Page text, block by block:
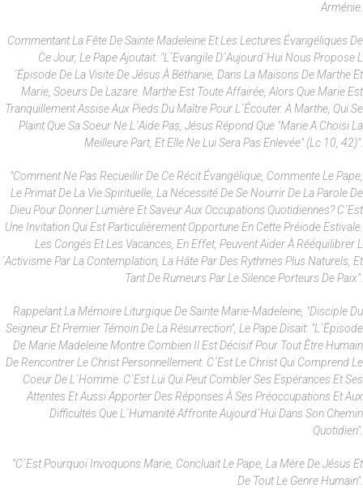
Arménie.
Commentant La Fête De Sainte Madeleine Et Les Lectures Évangéliques De
Ce Jour, Le Pape Ajoutait: "L´Evangile D´aujourd´hui Nous Propose L
´épisode De La Visite De Jésus À Béthanie, Dans La Maisons De Marthe Et
Marie, Soeurs De Lazare. Marthe Est Toute Affairée, Alors Que Marie Est
Tranquillement Assise Aux Pieds Du Maître Pour L´écouter. A Marthe, Qui Se
Plaint Que Sa Soeur Ne L´aide Pas, Jésus Répond Que "Marie A Choisi La
Meilleure Part, Et Elle Ne Lui Sera Pas Enlevée" (Lc 10, 42)".
"Comment Ne Pas Recueillir De Ce Récit Évangélique, Commente Le Pape,
Le Primat De La Vie Spirituelle, La Nécessité De Se Nourrir De La Parole De
Dieu Pour Donner Lumière Et Saveur Aux Occupations Quotidiennes? C´est
Une Invitation Qui Est Particulièrement Opportune En Cette Préiode Estivale.
Les Congés Et Les Vacances, En Effet, Peuvent Aider À Rééquilibrer L
´activisme Par La Contemplation, La Hâte Par Des Rythmes Plus Naturels, Et
Tant De Rumeurs Par Le Silence Porteurs De Paix".
Rappelant La Mémoire Liturgique De Sainte Marie-Madeleine, "disciple Du
Seigneur Et Premier Témoin De La Résurrection", Le Pape Disait: "L´épisode
De Marie Madeleine Montre Combien Il Est Décisif Pour Tout Être Humain
De Rencontrer Le Christ Personnellement. C´est Le Christ Qui Comprend Le
Coeur De L´homme. C´est Lui Qui Peut Combler Ses Espérances Et Ses
Attentes Et Aussi Apporter Des Réponses À Ses Préoccupations Et Aux
Difficultés Que L´humanité Affronte Aujourd´hui Dans Son Chemin
Quotidien".
"C´est Pourquoi Invoquons Marie, Concluait Le Pape, La Mère De Jésus Et
De Tout Le Genre Humain".